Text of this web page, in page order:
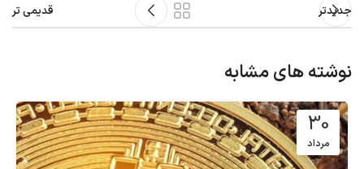
جدیدتر قدیمی تر
نوشته های مشابه
30
مرداد